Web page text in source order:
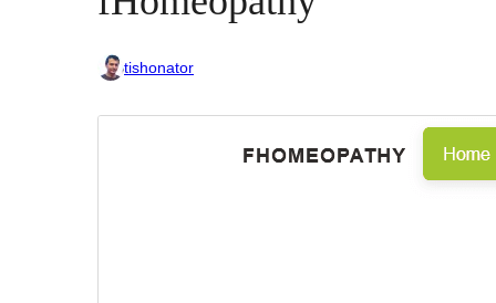
tishonator